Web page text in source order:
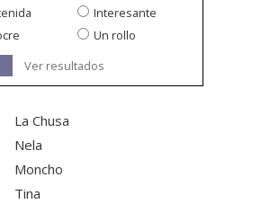
Interesante
Un rollo
Ver resultados
La Chusa
Nela
Moncho
Tina